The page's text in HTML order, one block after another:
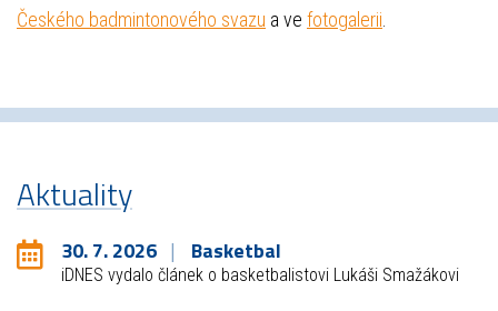
Českého badmintonového svazu a ve fotogalerii.
Aktuality
30. 7. 2026 Basketbal
iDNES vydalo článek o basketbalistovi Lukáši Smažákovi